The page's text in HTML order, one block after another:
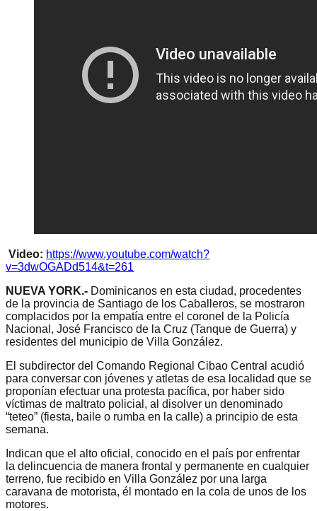
Video: https://www.youtube.com/watch?
v=3dwOGADd514&t=261
NUEVA YORK.- Dominicanos en esta ciudad, procedentes
de la provincia de Santiago de los Caballeros, se mostraron
complacidos por la empatía entre el coronel de la Policía
Nacional, José Francisco de la Cruz (Tanque de Guerra) y
residentes del municipio de Villa González.
El subdirector del Comando Regional Cibao Central acudió
para conversar con jóvenes y atletas de esa localidad que se
proponían efectuar una protesta pacífica, por haber sido
víctimas de maltrato policial, al disolver un denominado
“teteo” (fiesta, baile o rumba en la calle) a principio de esta
semana.
Indican que el alto oficial, conocido en el país por enfrentar
la delincuencia de manera frontal y permanente en cualquier
terreno, fue recibido en Villa González por una larga
caravana de motorista, él montado en la cola de unos de los
motores.